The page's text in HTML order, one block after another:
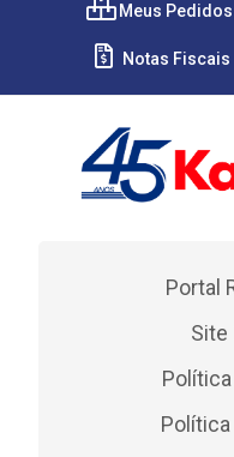
Meus Pedidos
Notas Fiscais
Portal
Site